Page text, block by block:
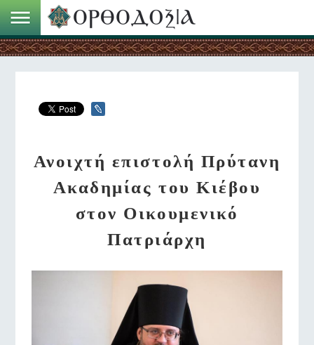
Ανοιχτή επιστολή Πρύτανη
Ακαδημίας του Κιέβου
στον Οικουμενικό
Πατριάρχη